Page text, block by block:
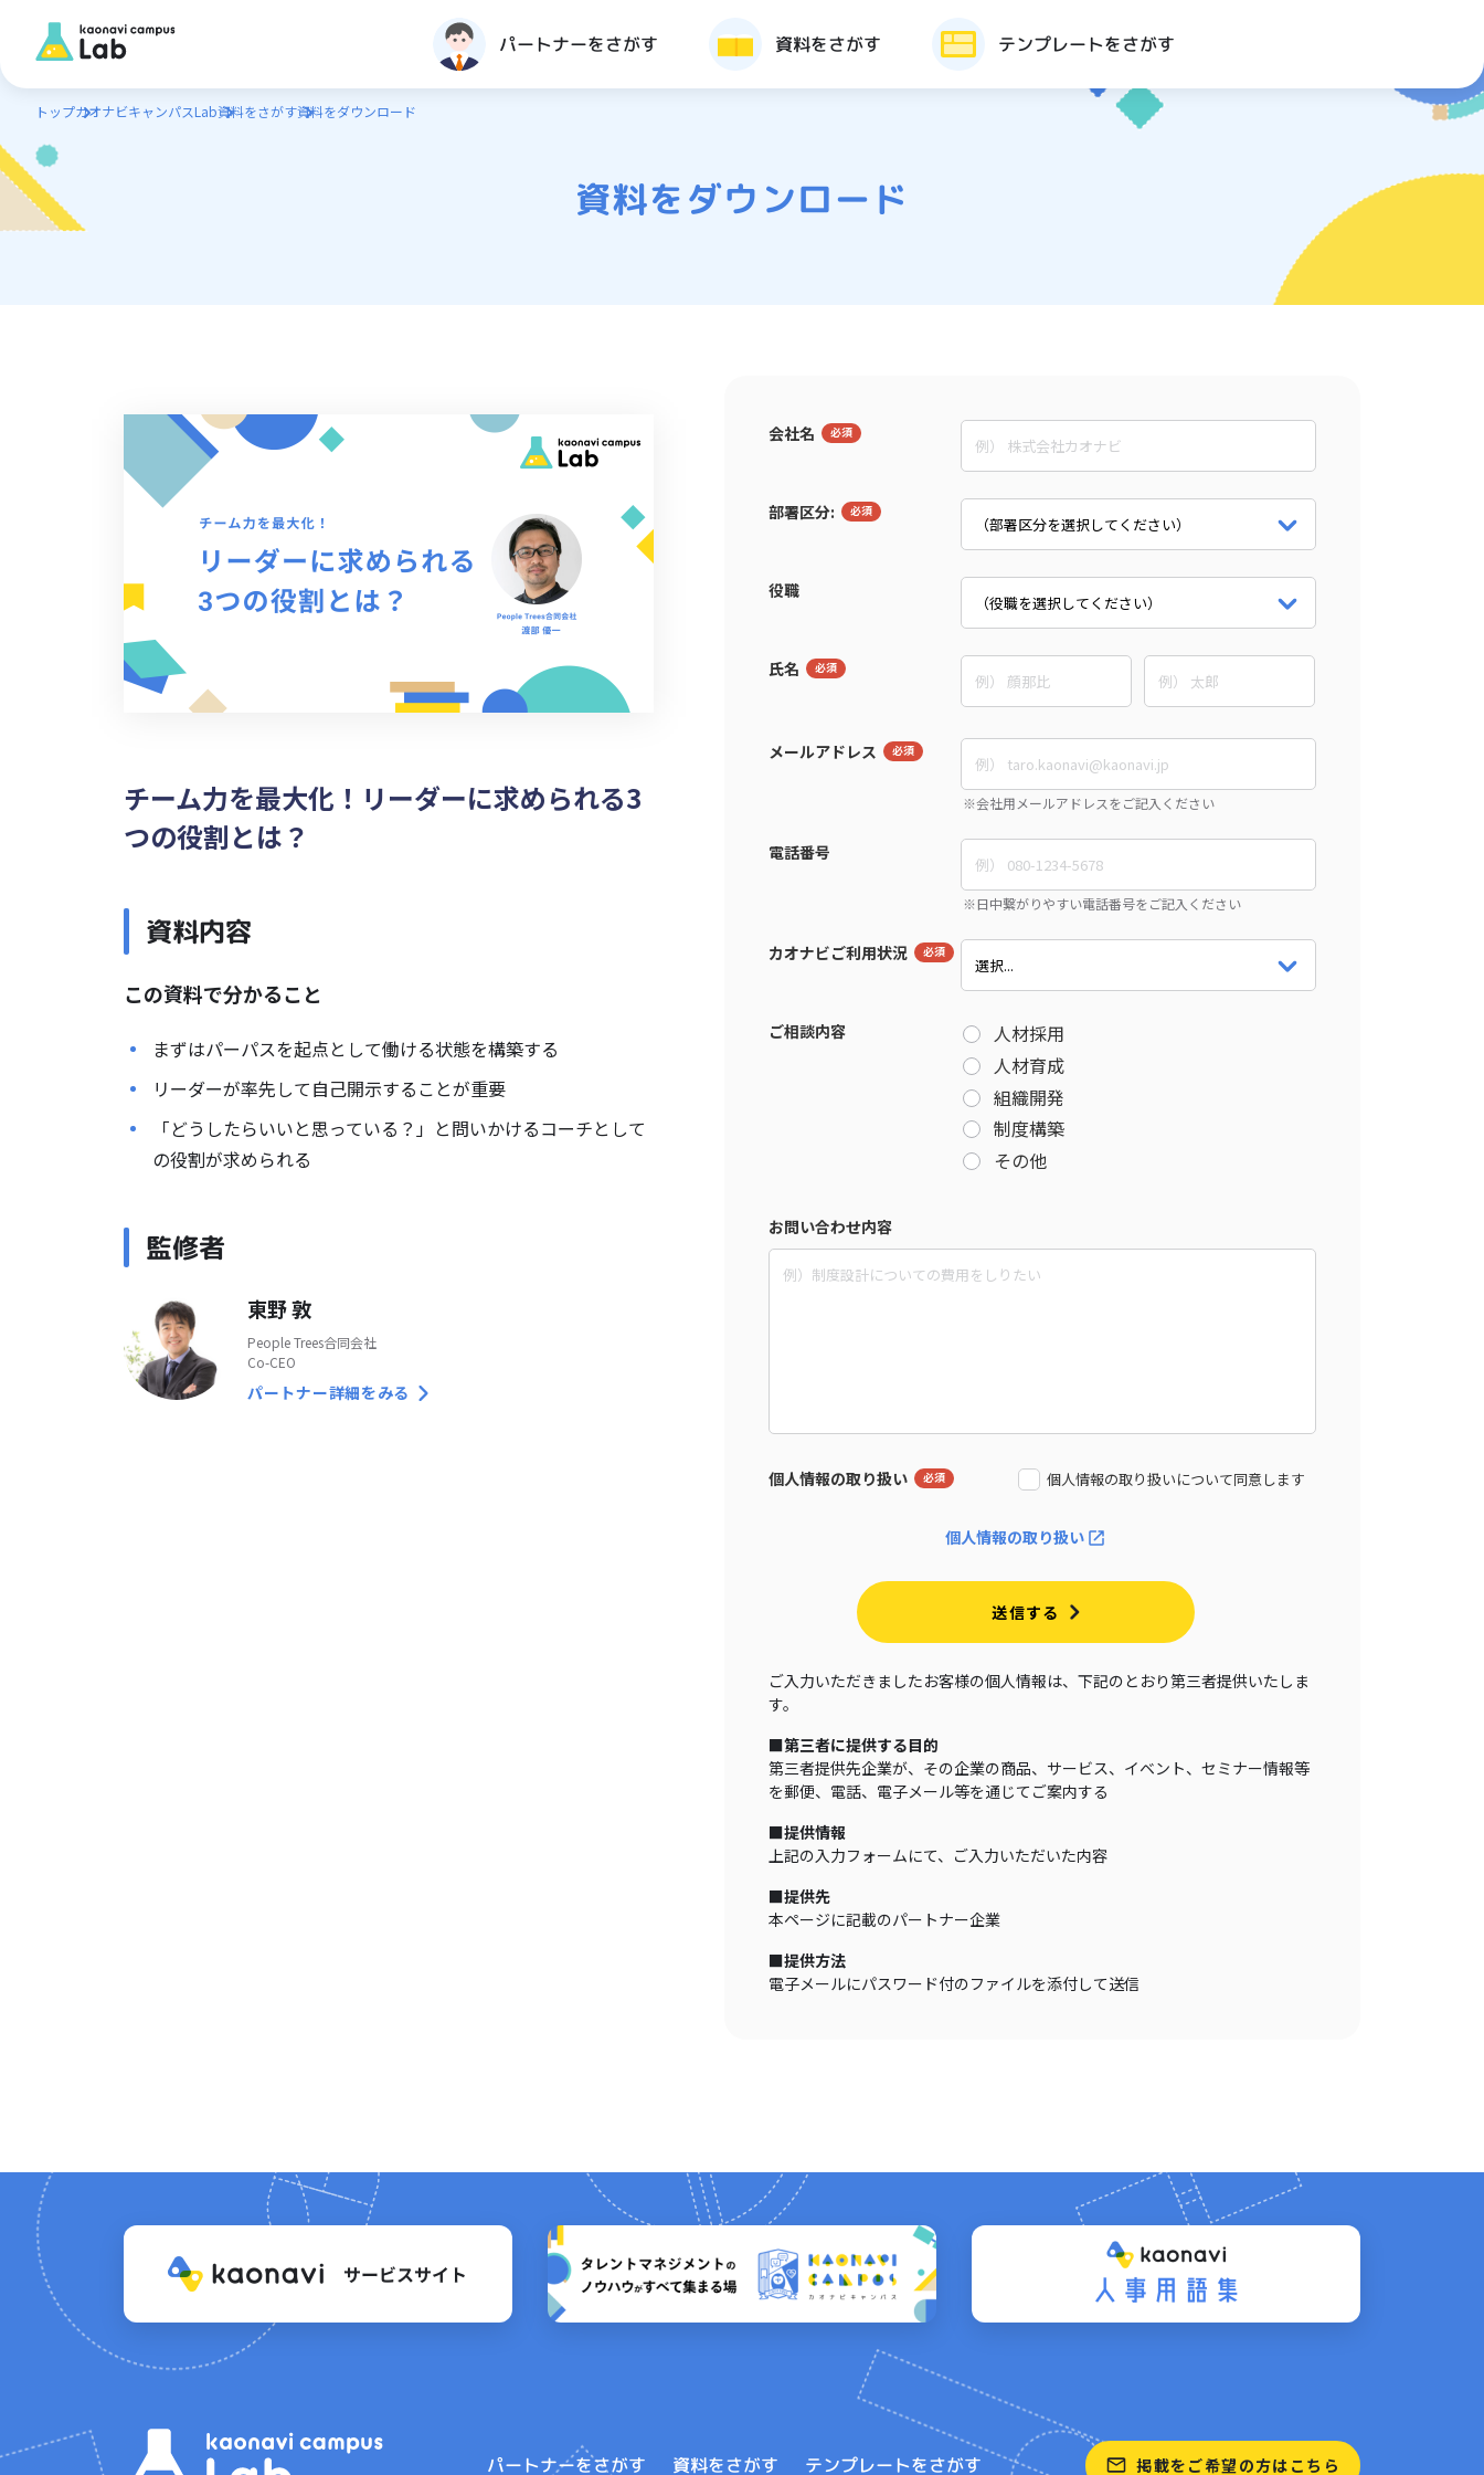
パートナーをさがす 資料をさがす テンプレートをさがす
トップカオナビキャンパスLab資料をさがす資料をダウンロード
資料をダウンロード
チーム力を最大化！リーダーに求められる3
つの役割とは？
資料内容
この資料で分かること
まずはパーパスを起点として働ける状態を構築する
リーダーが率先して自己開示することが重要
「どうしたらいいと思っている？」と問いかけるコーチとして
の役割が求められる
監修者
東野 敦
People Trees合同会社
Co-CEO
パートナー詳細をみる
会社名
部署区分:
役職
氏名
メールアドレス
電話番号
カオナビご利用状況
ご相談内容
人材採用
人材育成
組織開発
制度構築
その他
お問い合わせ内容
個人情報の取り扱い 個人情報の取り扱いについて同意します
個人情報の取り扱い
送信する
ご入力いただきましたお客様の個人情報は、下記のとおり第三者提供いたしま
す。
■第三者に提供する目的
第三者提供先企業が、その企業の商品、サービス、イベント、セミナー情報等
を郵便、電話、電子メール等を通じてご案内する
■提供情報
上記の入力フォームにて、ご入力いただいた内容
■提供先
本ページに記載のパートナー企業
■提供方法
電子メールにパスワード付のファイルを添付して送信
パートナーをさがす 資料をさがす テンプレートをさがす 掲載をご希望の方はこちら